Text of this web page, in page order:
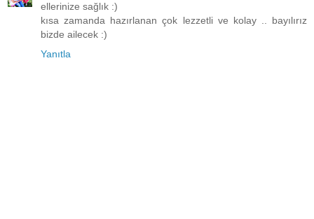
ellerinize sağlık :)
kısa zamanda hazırlanan çok lezzetli ve kolay .. bayılırız
bizde ailecek :)
Yanıtla